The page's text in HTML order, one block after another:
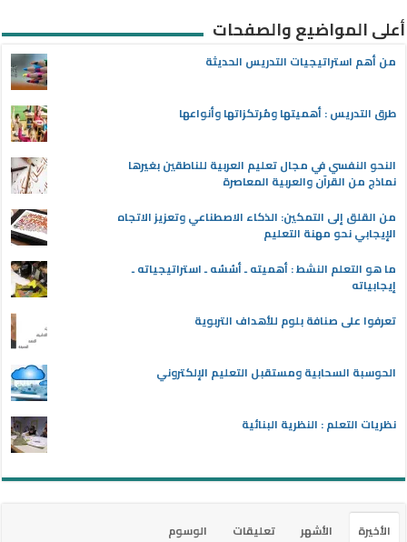
أعلى المواضيع والصفحات
من أهم استراتيجيات التدريس الحديثة
طرق التدريس : أهميتها ومُرتكزاتها وأنواعها
النحو النفسي في مجال تعليم العربية للناطقين بغيرها
نماذج من القرآن والعربية المعاصرة
من القلق إلى التمكين: الذكاء الاصطناعي وتعزيز الاتجاه
الإيجابي نحو مهنة التعليم
ما هو التعلم النشط : أهميته ـ أسُسُه ـ استراتيجياته ـ
إيجابياته
تعرفوا على صنافة بلوم للأهداف التربوية
الحوسبة السحابية ومستقبل التعليم الإلكتروني
نظريات التعلم : النظرية البنائية
الأخيرة الأشهر تعليقات
الوسوم